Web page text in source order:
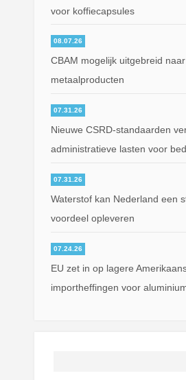
voor koffiecapsules
08.07.26
CBAM mogelijk uitgebreid
metaalproducten
07.31.26
Nieuwe CSRD-standaarden
administratieve lasten voor
07.31.26
Waterstof kan Nederland een
voordeel opleveren
07.24.26
EU zet in op lagere
importheffingen voor